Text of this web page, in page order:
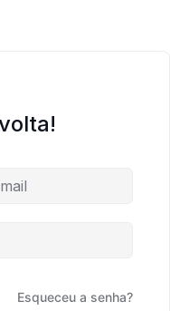
Esqueceu a senha?